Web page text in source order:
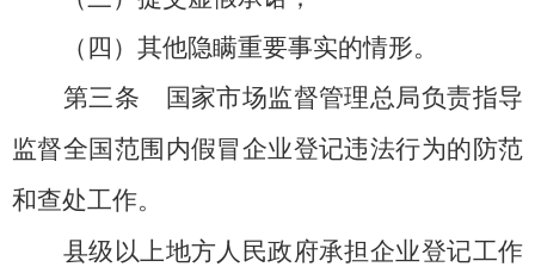
（四）其他隐瞒重要事实的情形。
第三条 国家市场监督管理总局负责指导
监督全国范围内假冒企业登记违法行为的防范
和查处工作。
县级以上地方人民政府承担企业登记工作